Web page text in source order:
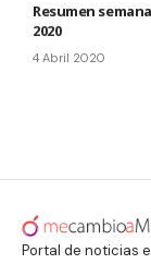
Resumen
2020
4 Abril 2020
Portal de noticias